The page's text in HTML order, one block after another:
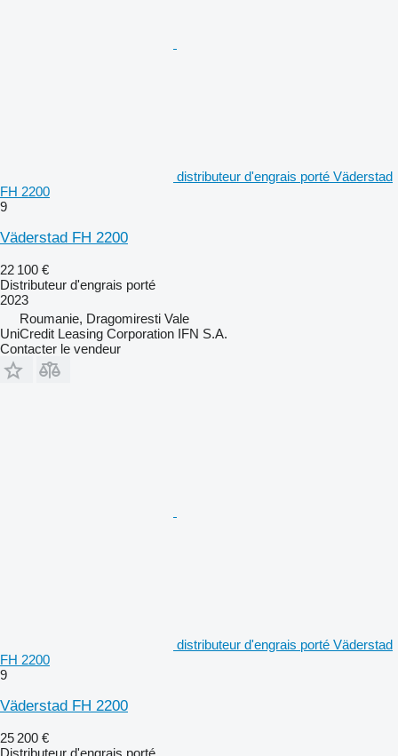
distributeur d'engrais porté Väderstad
FH 2200
9
Väderstad FH 2200
22 100 €
Distributeur d'engrais porté
2023
Roumanie, Dragomiresti Vale
UniCredit Leasing Corporation IFN S.A.
Contacter le vendeur
distributeur d'engrais porté Väderstad
FH 2200
9
Väderstad FH 2200
25 200 €
Distributeur d'engrais porté